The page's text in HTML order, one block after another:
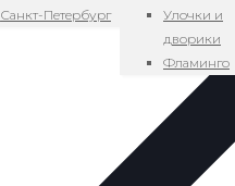
Санкт-Петербург
Улочки и
дворики
Фламинго